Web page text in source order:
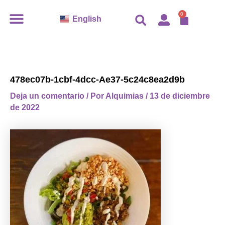
English 0
478ec07b-1cbf-4dcc-Ae37-5c24c8ea2d9b
Deja un comentario / Por Alquimias / 13 de diciembre
de 2022